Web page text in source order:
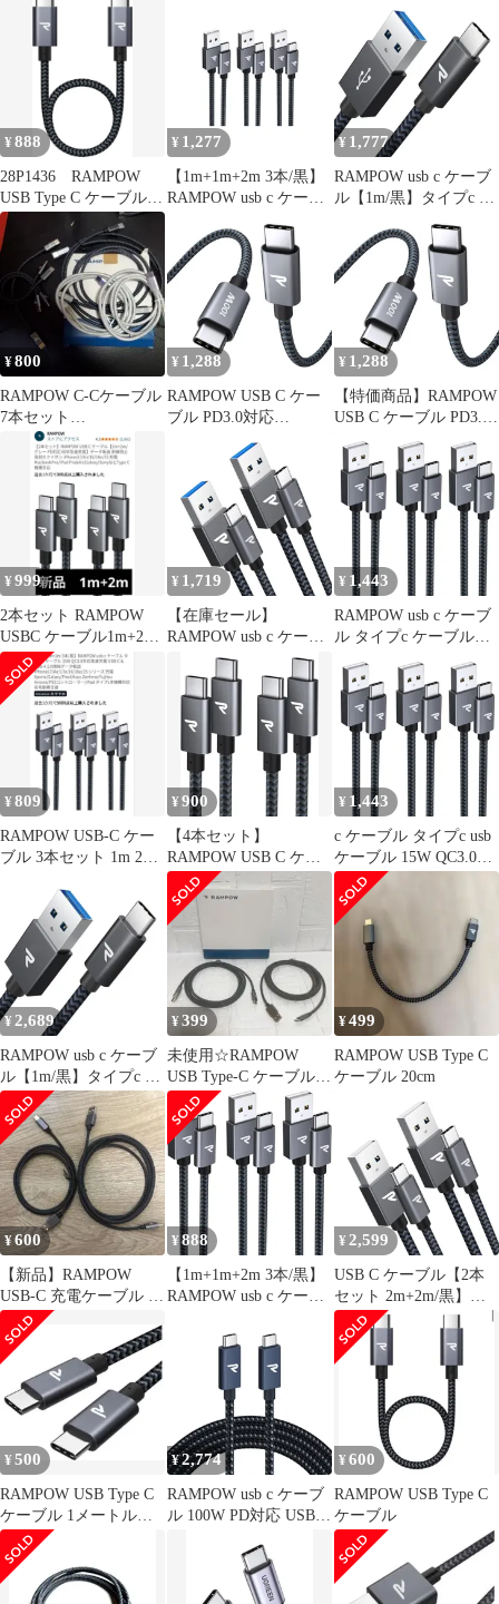
電 QuickCharge3.0対応
iPhone15シリーズ充電
ケーブル Sony
Xperia/Samsung/Asus
Zenfone/Fuji
¥888
28P1436 RAMPOW
USB Type C ケーブル
短い【20CM 黒
¥ 1,277
【1m+1m+2m 3本/黒】
RAMPOW usb c ケーブ
15W QC3.0対応高速充
電 USB-C & USB-A 2.0
規格データ転送
iPhone17/Air/17e/16/16e/
15 シリーズ 充電
Xperia/Ga 1
¥ 1,777
RAMPOW usb c ケーブ
ル【1m/黒】タイプc ケ
QuickCharge3.0対応
USB3.1 Gen1規格
iPhone15シリーズ充電
ケーブル Sony
Xperia/Samsung/Asus
Zenfone/Fujitsu A
¥800
RAMPOW C-Cケーブル
7本セット
(1m×4+0.2×3)
¥ 1,288
RAMPOW USB C ケー
ブル PD3.0対応
100W/5A 超高速充電
USB-C & USB-C データ
転送 断線防止 高耐久ナ
イロン タイプc ケーブ
ル iPhone 16/16e/iPhone
15 充電ケーブル
MacbookPro/iPad
¥ 1,288
【特価商品】RAMPOW
USB C ケーブル PD3.0
対応 100W/5A 超高速充
電 データ転送 断線防止
高耐久ナイロン タイプ
c iPhone
17/Air/16/16e/iPhone 15
充電ケーブル
MacbookPro/iPad
Pro&Ai
¥999
2本セット RAMPOW
USBC ケーブル1m+2m/
グレー PD対応 60W
¥ 1,719
【在庫セール】
RAMPOW usb c ケーブ
ル【1m+1m 2本/黒】タ
イプc ケーブル 急速充
電 QuickCharge3.0対応
USB3.1 Gen1規格
iPhone17/Air/16/16e/15
充電 Sony
Xperia/Samsung/As
¥ 1,443
RAMPOW usb c ケーブ
ル タイプc ケーブル
15W QC3.0対応高速充
電 USB-C & USB-A 2.0
規格データ転送
iPhone17/Air/17e/16/16e/
15 シリーズ 充電
Xperia/Galaxy/Pixel/Asus
Z
¥809
RAMPOW USB-C ケー
ブル 3本セット 1m 2m
¥900
【4本セット】
RAMPOW USB C ケー
ブル【1m+1m+1m+1m/
グレー PD対応 60W急
速充電】USB-C & USB-
¥ 1,443
c ケーブル タイプc usb
ケーブル 15W QC3.0対
応高速充電 USB-C &
USB-A 2.0規格データ転
送
iPhone17/Air/17e/16/16e/
15 RAMPOW シリーズ
Xperia/Galaxy/Pixel/Asus
Z
¥ 2,689
RAMPOW usb c ケーブ
ル【1m/黒】タイプc ケ
ーブル 急速充電
QuickCharge3.0対応
USB-C & USB-A 3.1
Gen1規格 5Gbpsデータ
転送
iPhone17/17e/Air/16/16e/
15 充電 Xperia/Ga
¥399
未使用☆RAMPOW
USB Type-C ケーブル
2m 2本セット 高耐久
¥499
RAMPOW USB Type C
ケーブル 20cm
¥600
【新品】RAMPOW
USB-C 充電ケーブル 2
本セット
¥888
【1m+1m+2m 3本/黒】
RAMPOW usb c ケーブ
15W QC3.0対応高速充
iPhone17/Air/17e/16/16e/
15 シリーズ 充電
¥ 2,599
USB C ケーブル【2本
セット 2m+2m/黒】
RAMPOW タイプc ケー
ブル 3A 15W 急速充電
QuickCharge3.0対応 高
速データ転送 高耐久ナ
イロン素材
iPhone17/Air/16/16e/15
充電 Sony Xperia/Sam
¥500
RAMPOW USB Type C
ケーブル 1メートル
ブラック
¥2,774
RAMPOW usb c ケーブ
ル 100W PD対応 USB
4K/60Hz 映像出力 2M
¥ 600
RAMPOW USB Type C
ケーブル